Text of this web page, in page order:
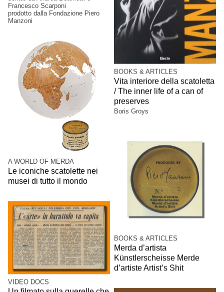
Francesco Scarponi
prodotto dalla Fondazione Piero
Manzoni
BOOKS & ARTICLES
Vita interiore della scatoletta
/ The inner life of a can of
preserves
Boris Groys
A WORLD OF MERDA
Le iconiche scatolette nei
musei di tutto il mondo
BOOKS & ARTICLES
Merda d’artista
Künstlerscheisse Merde
d’artiste Artist’s Shit
VIDEO DOCS